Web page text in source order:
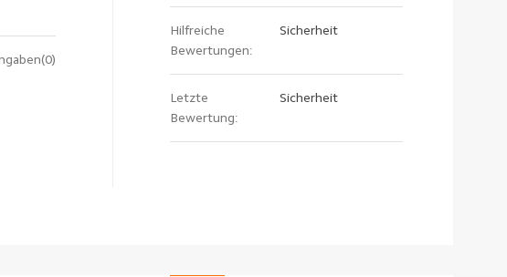
(0)
Hilfreiche
Bewertungen:
Sicherheit
Letzte
Bewertung:
Sicherheit